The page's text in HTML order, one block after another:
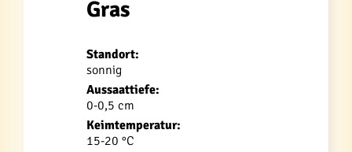
Gras
Standort:
sonnig
Aussaattiefe:
0-0,5 cm
Keimtemperatur:
15-20 °C